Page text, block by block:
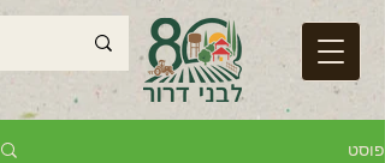
פוסט